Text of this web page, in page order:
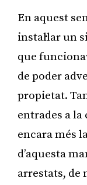
En aquest
instal·lar un
que
de poder
propietat.
entrades a
encara més
d’aquesta
arrestats, de